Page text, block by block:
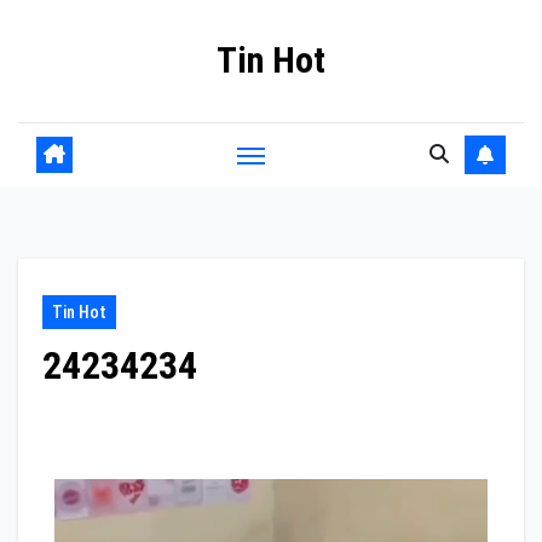
Tin Hot
Tin Hot
24234234